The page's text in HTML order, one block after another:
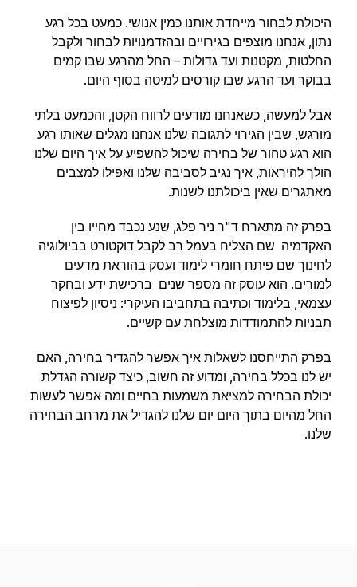
היכולת לבחור מייחדת אותנו כמין אנושי. כמעט בכל רגע
נתון, אנחנו מוצפים בגירויים ובהזדמנויות לבחור ולקבל
החלטות, מקטנות ועד גדולות – החל מהרגע שבו קמים
בבוקר ועד הרגע שבו קורסים למיטה בסוף היום.
אבל למעשה, כשאנחנו מודעים לרווח הקטן, והכמעט בלתי
מורגש, שבין הגירוי לתגובה שלנו אנחנו מגלים שאותו רגע
הוא רגע טהור של בחירה שיכול להשפיע על איך היום שלנו
הולך להיראות, איך נגיב לסביבה שלנו ואפילו למצבים
מאתגרים שאין ביכולתנו לשנות.
בפרק זה מתארח ד"ר ניר פלג, שנע נכבד מחייו בין
האקדמיה שם הצליח בעמל רב לקבל דוקטורט בביולוגיה
לחינוך שם פיתח חומרי לימוד ועסק בהוראת מדעים
למורים. הוא עוסק זה מספר שנים ברכישת ידע ובחקר
עצמאי, בלימוד וכתיבה בתחביבו העיקרי: ניסיון לפיצוח
תבניות להתמודדות מוצלחת עם קשיים.
בפרק התייחסנו לשאלות איך אפשר להגדיר בחירה, האם
יש לנו בכלל בחירה, ומדוע זה חשוב, כיצד קשורה הגדלת
יכולת הבחירה למציאת משמעות בחיים ומה אפשר לעשות
החל מהיום בתוך היום יום שלנו להגדיל את מרחב הבחירה
שלנו.